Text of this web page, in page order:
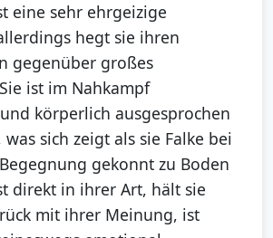
eine sehr ehrgeizige
hegt sie ihren
gegenüber großes
ist im Nahkampf
körperlich ausgesprochen
sich zeigt als sie Falke bei
gekonnt zu Boden
direkt in ihrer Art, hält sie
mit ihrer Meinung, ist